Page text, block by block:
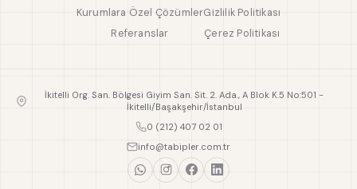
Kurumlara Özel Çözümler
Referanslar
Gizlilik Politikası
Çerez Politikası
İkitelli Org. San. Bölgesi Giyim San. Sit. 2. Ada., A Blok K.5 No:501 -
İkitelli/Başakşehir/İstanbul
0 (212) 407 02 01
info@tabipler.com.tr